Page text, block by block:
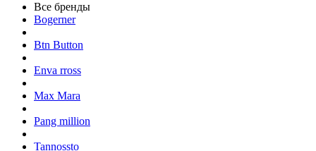
Все бренды
Bogerner
Btn Button
Enva rross
Max Mara
Pang million
Tannossto